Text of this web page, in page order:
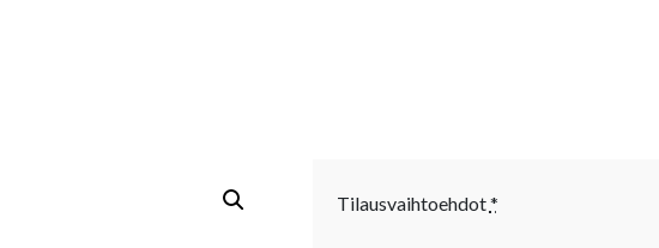
Tilausvaihtoehdot*